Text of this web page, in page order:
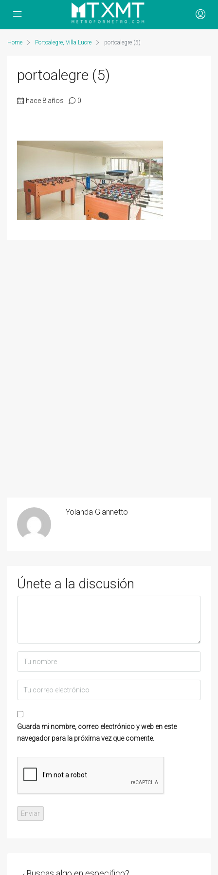
Home Portoalegre, Villa Lucre portoalegre (5)
portoalegre (5)
hace 8 años 0
Yolanda Giannetto
Únete a la discusión
Guarda mi nombre, correo electrónico y web en este
navegador para la próxima vez que comente.